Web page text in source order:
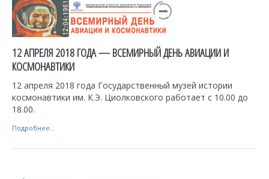
12 АПРЕЛЯ 2018 ГОДА — ВСЕМИРНЫЙ ДЕНЬ АВИАЦИИ И
КОСМОНАВТИКИ
12 апреля 2018 года Государственный музей истории
космонавтики им. К.Э. Циолковского работает с 10.00 до
18.00.
Подробнее...